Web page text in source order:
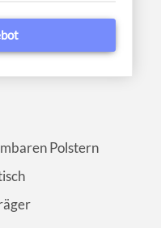
Polstern